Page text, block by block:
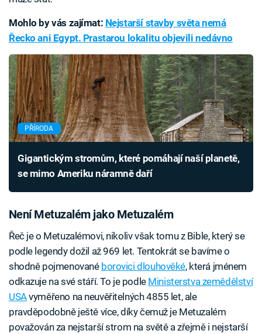
Mohlo by vás zajímat: Nejstarší stavby světa nemá
Řecko ani Egypt. Prastarou lokalitu objevili nedávno
PŘÍRODA
Gigantickým stromům, které pomáhají naší planetě,
se mimo Ameriku náramně daří
Není Metuzalém jako Metuzalém
Řeč je o Metuzalémovi, nikoliv však tomu z Bible, který se
podle legendy dožil až 969 let. Tentokrát se bavíme o
shodně pojmenované borovici dlouhověké, která jménem
odkazuje na své stáří. To je podle Ministerstva zemědělství
USAvyměřeno na neuvěřitelných 4855 let, ale
pravděpodobně ještě více, díky čemuž je Metuzalém
považován za nejstarší strom na světě a zřejmě i nejstarší